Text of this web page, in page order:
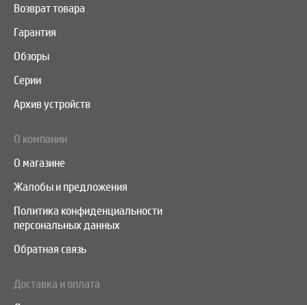
Возврат товара
Гарантия
Обзоры
Серии
Архив устройств
О компании
О магазине
Жалобы и предложения
Политика конфиденциальности
персональных данных
Обратная связь
Доставка и оплата